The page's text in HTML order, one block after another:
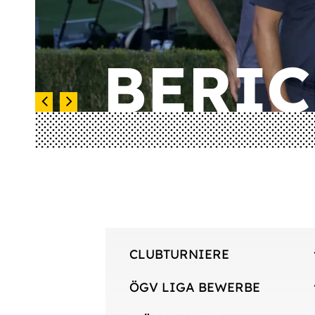
CLUBTURNIERE
ÖGV LIGA BEWERBE